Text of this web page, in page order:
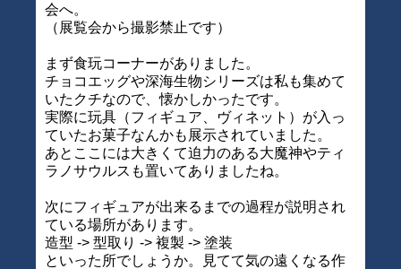
会へ。
（展覧会から撮影禁止です）
まず食玩コーナーがありました。
チョコエッグや深海生物シリーズは私も集めて
いたクチなので、懐かしかったです。
実際に玩具（フィギュア、ヴィネット）が入っ
ていたお菓子なんかも展示されていました。
あとここには大きくて迫力のある大魔神やティ
ラノサウルスも置いてありましたね。
次にフィギュアが出来るまでの過程が説明され
ている場所があります。
造型 -> 型取り -> 複製 -> 塗装
といった所でしょうか。見てて気の遠くなる作